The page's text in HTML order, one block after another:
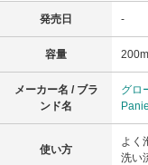
発売日 -
容量
メーカー名 / ブラ
ンド名
グロ
使い方
よく
洗い